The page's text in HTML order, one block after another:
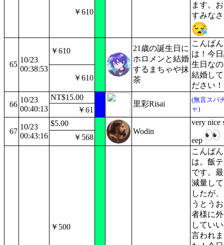
ます。
すみな
￥610
65
10/23
00:38:53
￥610
21歳の誕生日に
ホロメンと結婚
するまちゃや抹
茶
こんばん
は！今
生日な
結婚し
ださい
￥610
66
10/23
00:40:13
NT$15.00
里彩Risai
(無言スパ
ャ)
￥61
67
10/23
00:43:16
$5.00
Wodin
very nice
eep
￥568
￥500
こんばん
は。飯
です。
減量し
したが
うとう
者様に
してい
言われ